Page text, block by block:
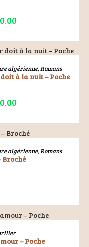
algérienne,Romans
à la nuit – Poche
algérienne,Romans
Broché
– Poche